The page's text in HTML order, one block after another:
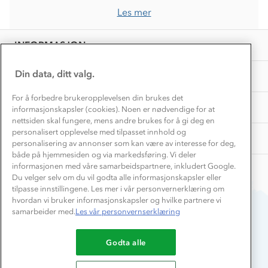
Les mer
INFORMASJON
Bedrift, barnehage og SFO
Presse
OM OSS
Samarbeide med oss?
TIPS OG RÅD
Store størrelser
Turmat oppskrifter
Beredskap
AKTIVITETER
Få turinspirasjon og tips her⛰
Overnatte utendørs⛺
Leirskole 🥾
Barnehageansatt
Tips til hyttetur
Du betaler enkelt med
Din data, ditt valg.
For å forbedre brukeropplevelsen din brukes det
informasjonskapsler (cookies). Noen er nødvendige for at
nettsiden skal fungere, mens andre brukes for å gi deg en
personalisert opplevelse med tilpasset innhold og
personalisering av annonser som kan være av interesse for deg,
både på hjemmesiden og via markedsføring. Vi deler
informasjonen med våre samarbeidspartnere, inkludert Google.
Du velger selv om du vil godta alle informasjonskapsler eller
tilpasse innstillingene. Les mer i vår personvernerklæring om
hvordan vi bruker informasjonskapsler og hvilke partnere vi
samarbeider med.Les vår personvernserklæring
Godta alle